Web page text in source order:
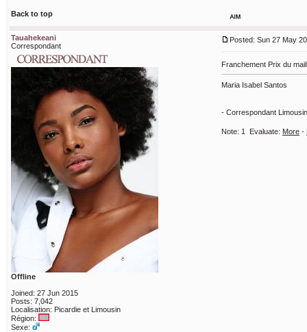
Back to top
Tauahekeani
Correspondant
Offline
Joined: 27 Jun 2015
Posts: 7,042
Localisation: Picardie et Limousin
Région:
Sexe:
Posted: Sun 27 May
Franchement Prix du
Maria Isabel Santos
- Correspondant
Note: 1 Evaluate: More -